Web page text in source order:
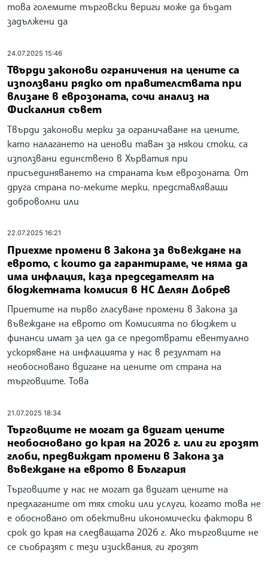
това големите търговски вериги може да бъдат
задължени да
24.07.2025 15:46
Твърди законови ограничения на цените са
използвани рядко от правителствата при
влизане в еврозоната, сочи анализ на
Фискалния съвет
Твърди законови мерки за ограничаване на цените,
като налагането на ценови таван за някои стоки, са
използвани единствено в Хърватия при
присъединяването на страната към еврозоната. От
друга страна по-меките мерки, представляващи
доброволни или
22.07.2025 16:21
Приехме промени в Закона за въвеждане на
еврото, с които да гарантираме, че няма да
има инфлация, каза председателят на
бюджетната комисия в НС Делян Добрев
Приетите на първо гласуване промени в Закона за
въвеждане на еврото от Комисията по бюджет и
финанси имат за цел да се предотврати евентуално
ускоряване на инфлацията у нас в резултат на
необосновано вдигане на цените от страна на
търговците. Това
21.07.2025 18:34
Търговците не могат да вдигат цените
необосновано до края на 2026 г. или ги грозят
глоби, предвиждат промени в Закона за
въвеждане на еврото в България
Търговците у нас не могат да вдигат цените на
предлаганите от тях стоки или услуги, когато това не
е обосновано от обективни икономически фактори в
срок до края на следващата 2026 г. Ако търговците не
се съобразят с тези изисквания, ги грозят